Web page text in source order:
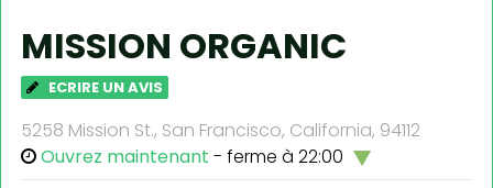
MISSION ORGANIC
ECRIRE UN AVIS
5258 Mission St., San Francisco, California, 94112
Ouvrez maintenant - ferme à 22:00